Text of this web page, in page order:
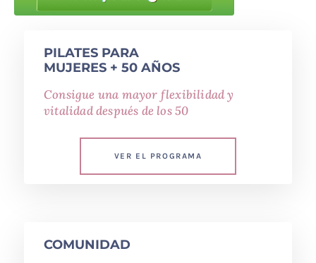
PILATES PARA
MUJERES + 50 AÑOS
Consigue una mayor flexibilidad y
vitalidad después de los 50
VER EL PROGRAMA
COMUNIDAD